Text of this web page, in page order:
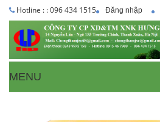
Hotline : : 096 434 1515 Đăng nhập
MENU